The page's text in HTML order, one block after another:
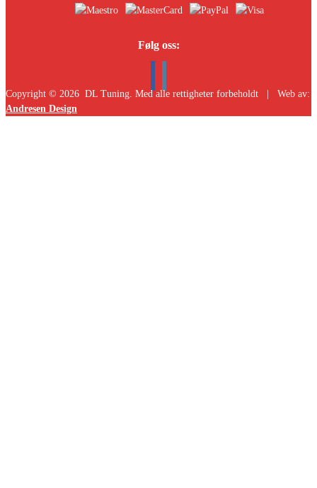
Følg oss:
Copyright © 2026 DL Tuning. Med alle rettigheter forbeholdt | Web av:
Andresen Design